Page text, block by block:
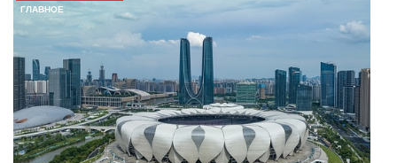
ГЛАВНОЕ